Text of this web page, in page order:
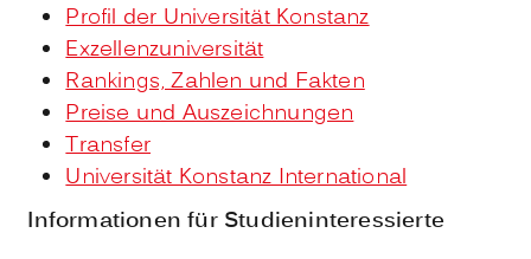
Profil der Universität Konstanz
Exzellenzuniversität
Rankings, Zahlen und Fakten
Preise und Auszeichnungen
Transfer
Universität Konstanz International
Informationen für Studieninteressierte